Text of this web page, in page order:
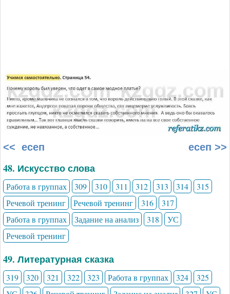
<< есеп есеп >>
48. Искусство слова
Работа в группах 309 310 311 312 313 314
315
Речевой тренинг
Речевой тренинг 316
317
Работа в группах
Задание на анализ 318
УС
Речевой тренинг
49. Литературная сказка
319 320 321 322 323 Работа в группах 324
325